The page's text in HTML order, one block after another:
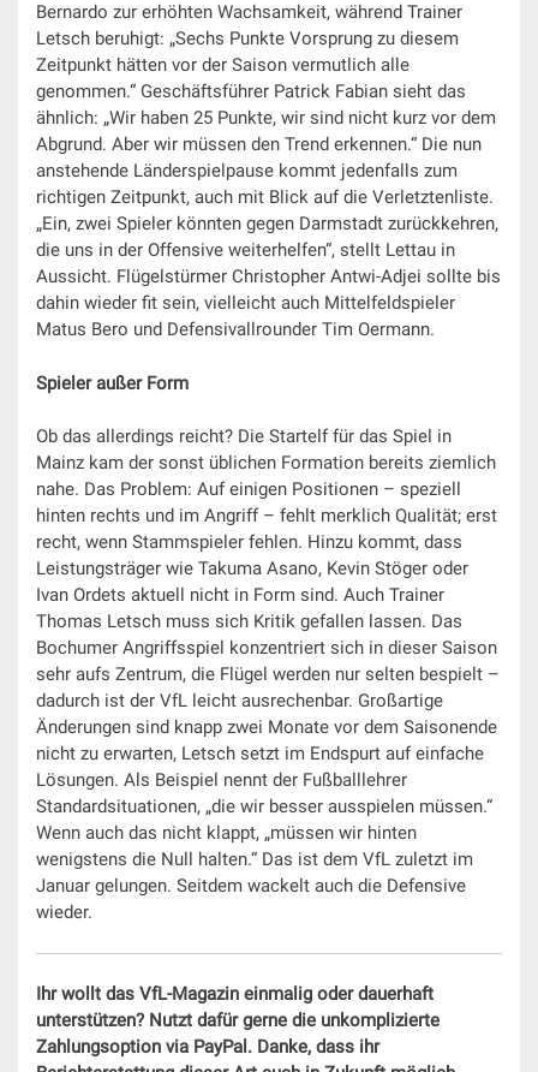
Bernardo zur erhöhten Wachsamkeit, während Trainer
Letsch beruhigt: „Sechs Punkte Vorsprung zu diesem
Zeitpunkt hätten vor der Saison vermutlich alle
genommen.“ Geschäftsführer Patrick Fabian sieht das
ähnlich: „Wir haben 25 Punkte, wir sind nicht kurz vor dem
Abgrund. Aber wir müssen den Trend erkennen.“ Die nun
anstehende Länderspielpause kommt jedenfalls zum
richtigen Zeitpunkt, auch mit Blick auf die Verletztenliste.
„Ein, zwei Spieler könnten gegen Darmstadt zurückkehren,
die uns in der Offensive weiterhelfen“, stellt Lettau in
Aussicht. Flügelstürmer Christopher Antwi-Adjei sollte bis
dahin wieder fit sein, vielleicht auch Mittelfeldspieler
Matus Bero und Defensivallrounder Tim Oermann.
Spieler außer Form
Ob das allerdings reicht? Die Startelf für das Spiel in
Mainz kam der sonst üblichen Formation bereits ziemlich
nahe. Das Problem: Auf einigen Positionen – speziell
hinten rechts und im Angriff – fehlt merklich Qualität; erst
recht, wenn Stammspieler fehlen. Hinzu kommt, dass
Leistungsträger wie Takuma Asano, Kevin Stöger oder
Ivan Ordets aktuell nicht in Form sind. Auch Trainer
Thomas Letsch muss sich Kritik gefallen lassen. Das
Bochumer Angriffsspiel konzentriert sich in dieser Saison
sehr aufs Zentrum, die Flügel werden nur selten bespielt –
dadurch ist der VfL leicht ausrechenbar. Großartige
Änderungen sind knapp zwei Monate vor dem Saisonende
nicht zu erwarten, Letsch setzt im Endspurt auf einfache
Lösungen. Als Beispiel nennt der Fußballlehrer
Standardsituationen, „die wir besser ausspielen müssen.“
Wenn auch das nicht klappt, „müssen wir hinten
wenigstens die Null halten.“ Das ist dem VfL zuletzt im
Januar gelungen. Seitdem wackelt auch die Defensive
wieder.
Ihr wollt das VfL-Magazin einmalig oder dauerhaft
unterstützen? Nutzt dafür gerne die unkomplizierte
Zahlungsoption via PayPal. Danke, dass ihr